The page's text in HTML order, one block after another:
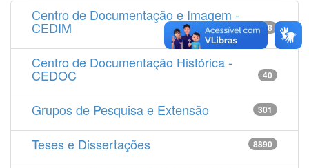
Centro de Documentação e Imagem -
CEDIM 14538
Centro de Documentação Histórica -
CEDOC 40
Grupos de Pesquisa e Extensão 301
Teses e Dissertações 8890